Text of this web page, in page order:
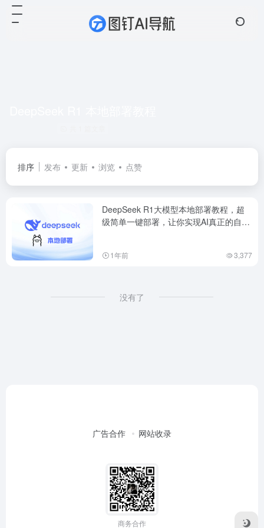
排序 发布 更新 浏览 点赞
DeepSeek R1大模型本地部署教程，超
级简单一键部署，让你实现AI真正的自由
1年前 3,377
没有了
广告合作 网站收录
商务合作